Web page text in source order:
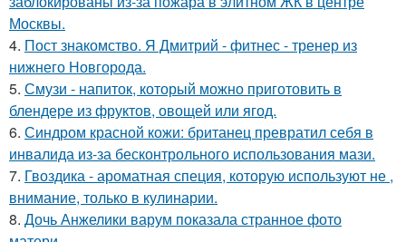
Москвы.
4. Пост знакомство. Я Дмитрий - фитнес - тренер из
нижнего Новгорода.
5. Смузи - напиток, который можно приготовить в
блендере из фруктов, овощей или ягод.
6. Синдром красной кожи: британец превратил себя в
инвалида из-за бесконтрольного использования мази.
7. Гвоздика - ароматная специя, которую используют не ,
внимание, только в кулинарии.
8. Дочь Анжелики варум показала странное фото